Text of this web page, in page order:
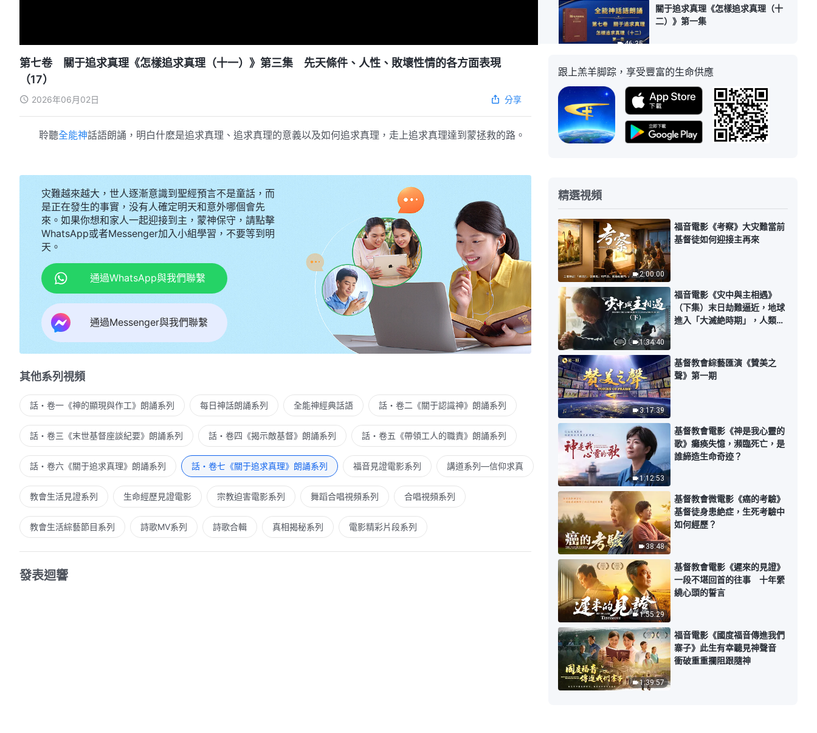
46:35
關于追求真理《怎樣追求真理（十
二）》第一集
34:06
關于追求真理《怎樣追求真理（十
二）》第二集
關于追求真理《怎樣追求真理（十
31:58
44:43
關于追求真理《怎樣追求真理（十
二）》第五集
30:44
關于追求真理《怎樣追求真理（十
三）》第一集
41:41
關于追求真理《怎樣追求真理（十
三）》第二集
40:40
關于追求真理《怎樣追求真理（十
三）》第三集
33:36
關于追求真理《怎樣追求真理（十
三）》第四集
26:44
關于追求真理《怎樣追求真理（十
三）》第五集
31:12
關于追求真理《怎樣追求真理（十
三）》第六集
第七卷 關于追求真理《怎樣追求真理（十一）》第三集 先天條件、人性、敗壞性情的各方面表現
（17）
2026年06月02日 分享
聆聽全能神話語朗誦，明白什麽是追求真理、追求真理的意義以及如何追求真理，走上追求真理達到蒙拯救的路。
灾難越來越大，世人逐漸意識到聖經預言不是童話，而
是正在發生的事實，没有人確定明天和意外哪個會先
來。如果你想和家人一起迎接到主，蒙神保守，請點擊
WhatsApp或者Messenger加入小組學習，不要等到明
天。
通過WhatsApp與我們聯繫
通過Messenger與我們聯繫
其他系列視頻
話・卷一《神的顯現與作工》朗誦系列 每日神話朗誦系列 全能神經典話語 話・卷二《關于認識神》朗誦系列
話・卷三《末世基督座談紀要》朗誦系列 話・卷四《揭示敵基督》朗誦系列 話・卷五《帶領工人的職責》朗誦系列
話・卷六《關于追求真理》朗誦系列 話・卷七《關于追求真理》朗誦系列 福音見證電影系列 講道系列—信仰求真
教會生活見證系列 生命經歷見證電影 宗教迫害電影系列 舞蹈合唱視頻系列 合唱視頻系列
教會生活綜藝節目系列 詩歌MV系列 詩歌合輯 真相揭秘系列 電影精彩片段系列
發表迴響
跟上羔羊脚踪，享受豐富的生命供應
精選視頻
2:00:00
福音電影《考察》大灾難當前
基督徒如何迎接主再來
1:34:40
福音電影《灾中與主相遇》
（下集）末日劫難逼近，地球
進入「大滅絶時期」，人類進
3:17:39
基督教會綜藝匯演《贊美之
聲》第一期
1:12:53
基督教會電影《神是我心靈的
歌》癱痪失憶，瀕臨死亡，是
誰締造生命奇迹？
38:48
基督教會微電影《癌的考驗》
基督徒身患絶症，生死考驗中
如何經歷？
1:55:29
基督教會電影《遲來的見證》
一段不堪回首的往事 十年縈
繞心頭的誓言
1:39:57
福音電影《國度福音傳進我們
寨子》此生有幸聽見神聲音
衝破重重攔阻跟隨神